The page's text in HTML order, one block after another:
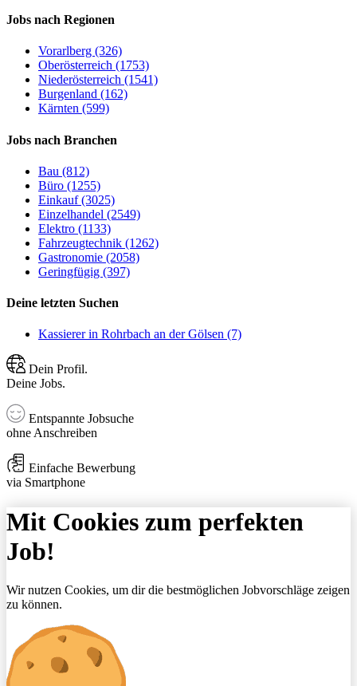
Jobs nach Regionen
Vorarlberg (326)
Oberösterreich (1753)
Niederösterreich (1541)
Burgenland (162)
Kärnten (599)
Jobs nach Branchen
Bau (812)
Büro (1255)
Einkauf (3025)
Einzelhandel (2549)
Elektro (1133)
Fahrzeugtechnik (1262)
Gastronomie (2058)
Geringfügig (397)
Deine letzten Suchen
Kassierer in Rohrbach an der Gölsen (7)
Dein Profil.
Deine Jobs.
Entspannte Jobsuche
ohne Anschreiben
Einfache Bewerbung
via Smartphone
Mit Cookies zum perfekten
Job!
Wir nutzen Cookies, um dir die bestmöglichen Jobvorschläge zeigen
zu können.